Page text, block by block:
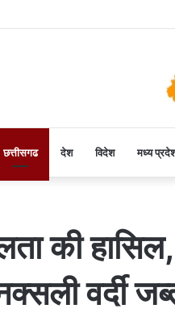
छत्तीसगढ देश विदेश मध्य
की
वर्दी